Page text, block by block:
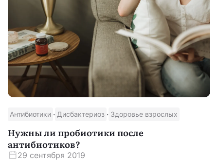
Антибиотики · Дисбактериоз · Здоровье взрослых
Нужны ли пробиотики после
антибиотиков?
29 сентября 2019